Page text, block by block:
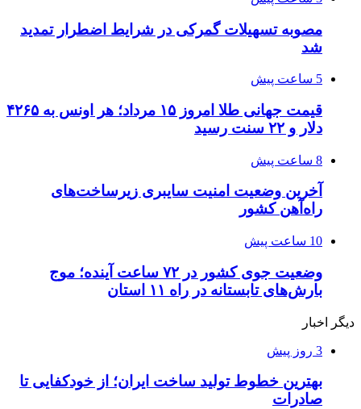
مصوبه تسهیلات گمرکی در شرایط اضطرار تمدید
شد
5 ساعت پیش
قیمت جهانی طلا امروز ۱۵ مرداد؛ هر اونس به ۴۲۶۵
دلار و ۲۲ سنت رسید
8 ساعت پیش
آخرین وضعیت امنیت سایبری زیرساخت‌های
راه‌آهن کشور
10 ساعت پیش
وضعیت جوی کشور در ۷۲ ساعت آینده؛ موج
بارش‌های تابستانه در راه ۱۱ استان
دیگر اخبار
3 روز پیش
بهترین خطوط تولید ساخت ایران؛ از خودکفایی تا
صادرات